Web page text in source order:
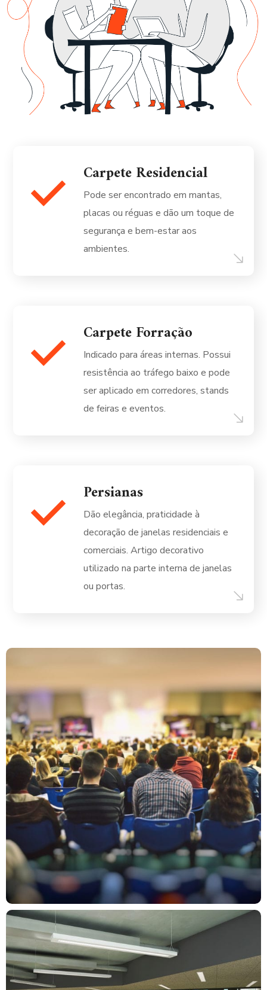
Carpete Residencial
Pode ser encontrado em mantas,
placas ou réguas e dão um toque de
segurança e bem-estar aos
ambientes.
Carpete Forração
Indicado para áreas internas. Possui
resistência ao tráfego baixo e pode
ser aplicado em corredores, stands
de feiras e eventos.
Persianas
Dão elegância, praticidade à
decoração de janelas residenciais e
comerciais. Artigo decorativo
utilizado na parte interna de janelas
ou portas.